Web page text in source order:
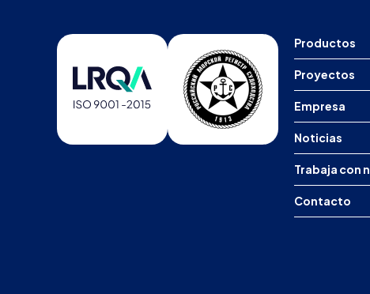
Productos
Proyectos
Empresa
Noticias
Trabaja con
Contacto